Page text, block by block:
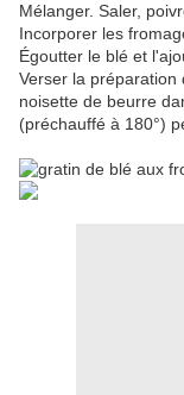
Mélanger. Saler,
Incorporer les
Égoutter le blé et
Verser la
noisette de beurre
(préchauffé à 180°)